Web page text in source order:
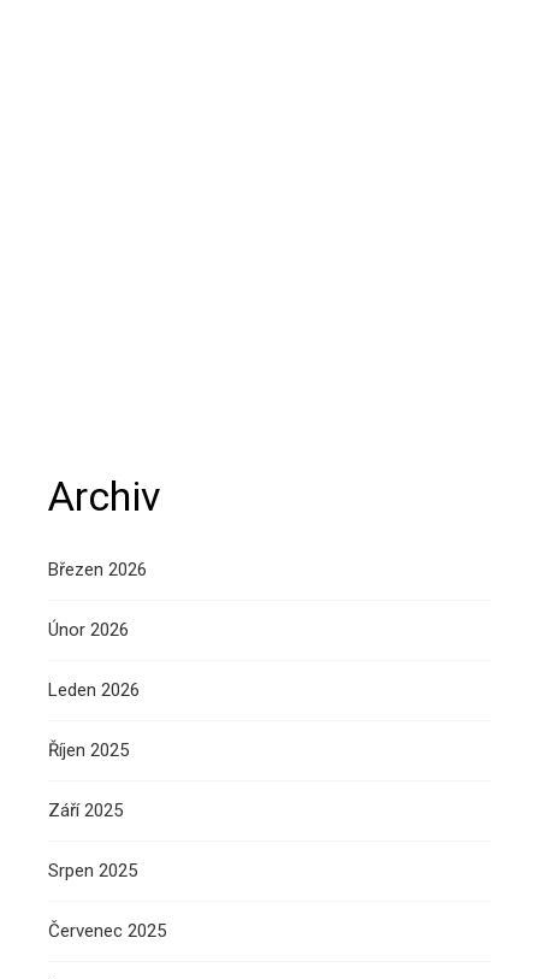
Archiv
Březen 2026
Únor 2026
Leden 2026
Říjen 2025
Září 2025
Srpen 2025
Červenec 2025